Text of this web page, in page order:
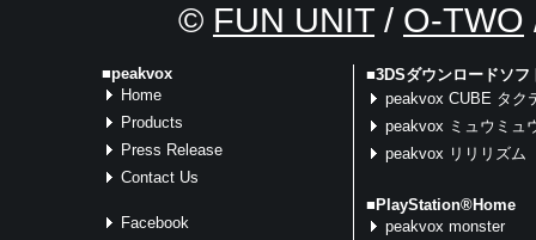
© FUN UNIT / O-TWO
■peakvox
Home
Products
Press Release
Contact Us
Facebook
■3DSダウンロードソフ
peakvox CUBE タク
peakvox ミュウミュ
peakvox リリリズム
■PlayStation®Home
peakvox monster